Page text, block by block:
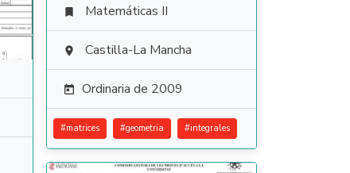
 Matemáticas II
 Castilla-La Mancha
 Ordinaria de 2009
#matrices #geometria #integrales